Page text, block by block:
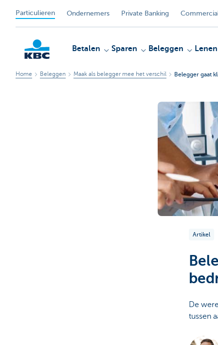
Particulieren Ondernemers Private Banking
Betalen Sparen Beleggen Lenen
Home Beleggen Maak als belegger mee het verschil Belegger gaat
Artikel
De
tussen